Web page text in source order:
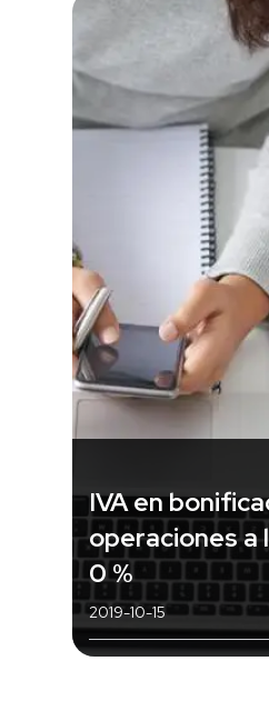
IVA en
operaciones a
0 %
2019-10-15